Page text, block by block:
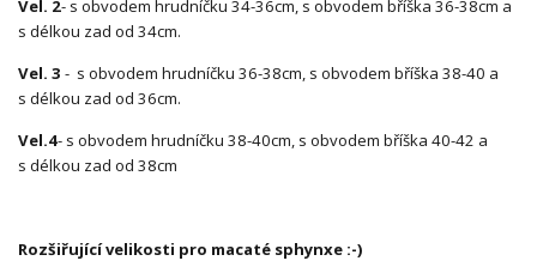
Vel. 2- s obvodem hrudníčku 34-36cm, s obvodem bříška 36-38cm a
s délkou zad od 34cm.
Vel. 3 - s obvodem hrudníčku 36-38cm, s obvodem bříška 38-40 a
s délkou zad od 36cm.
Vel.4- s obvodem hrudníčku 38-40cm, s obvodem bříška 40-42 a
s délkou zad od 38cm
Rozšiřující velikosti pro macaté sphynxe :-)